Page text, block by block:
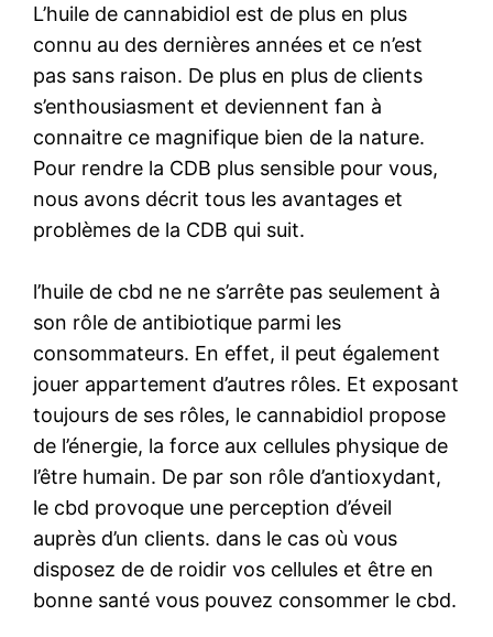
L’huile de cannabidiol est de plus en plus
connu au des dernières années et ce n’est
pas sans raison. De plus en plus de clients
s’enthousiasment et deviennent fan à
connaitre ce magnifique bien de la nature.
Pour rendre la CDB plus sensible pour vous,
nous avons décrit tous les avantages et
problèmes de la CDB qui suit.
l’huile de cbd ne ne s’arrête pas seulement à
son rôle de antibiotique parmi les
consommateurs. En effet, il peut également
jouer appartement d’autres rôles. Et exposant
toujours de ses rôles, le cannabidiol propose
de l’énergie, la force aux cellules physique de
l’être humain. De par son rôle d’antioxydant,
le cbd provoque une perception d’éveil
auprès d’un clients. dans le cas où vous
disposez de de roidir vos cellules et être en
bonne santé vous pouvez consommer le cbd.